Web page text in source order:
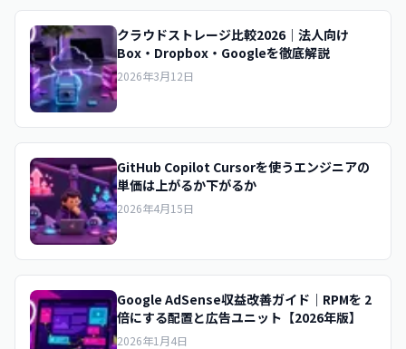
クラウドストレージ比較2026｜法人向け
Box・Dropbox・Googleを徹底解説
2026年3月12日
GitHub Copilot Cursorを使うエンジニアの
単価は上がるか下がるか
2026年4月15日
Google AdSense収益改善ガイド｜RPMを 2
倍にする配置と広告ユニット【2026年版】
2026年1月4日